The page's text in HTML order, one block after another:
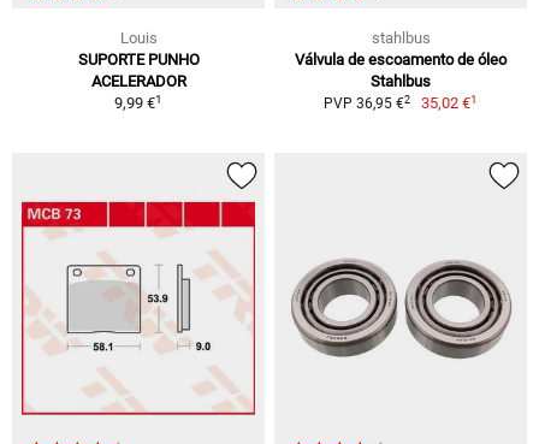
Louis
SUPORTE PUNHO
ACELERADOR
9,99 €1
stahlbus
Válvula de escoamento de óleo
Stahlbus
PVP 36,95 €2 35,02 €1